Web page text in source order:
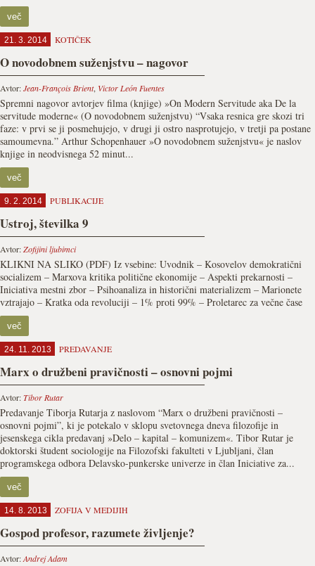
več
21. 3. 2014 KOTIČEK
O novodobnem suženjstvu – nagovor
Avtor:Jean-François Brient, Victor León Fuentes
Spremni nagovor avtorjev filma (knjige) »On Modern Servitude aka De la
servitude moderne« (O novodobnem suženjstvu) “Vsaka resnica gre skozi tri
faze: v prvi se ji posmehujejo, v drugi ji ostro nasprotujejo, v tretji pa postane
samoumevna.” Arthur Schopenhauer »O novodobnem suženjstvu« je naslov
knjige in neodvisnega 52 minut...
več
9. 2. 2014 PUBLIKACIJE
Ustroj, številka 9
Avtor:Zofijini ljubimci
KLIKNI NA SLIKO (PDF) Iz vsebine: Uvodnik – Kosovelov demokratični
socializem – Marxova kritika politične ekonomije – Aspekti prekarnosti –
Iniciativa mestni zbor – Psihoanaliza in historični materializem – Marionete
vztrajajo – Kratka oda revoluciji – 1% proti 99% – Proletarec za večne čase
več
24. 11. 2013 PREDAVANJE
Marx o družbeni pravičnosti – osnovni pojmi
Avtor:Tibor Rutar
Predavanje Tiborja Rutarja z naslovom “Marx o družbeni pravičnosti –
osnovni pojmi”, ki je potekalo v sklopu svetovnega dneva filozofije in
jesenskega cikla predavanj »Delo – kapital – komunizem«. Tibor Rutar je
doktorski študent sociologije na Filozofski fakulteti v Ljubljani, član
programskega odbora Delavsko-punkerske univerze in član Iniciative za...
več
14. 8. 2013 ZOFIJA V MEDIJIH
Gospod profesor, razumete življenje?
Avtor:Andrej Adam